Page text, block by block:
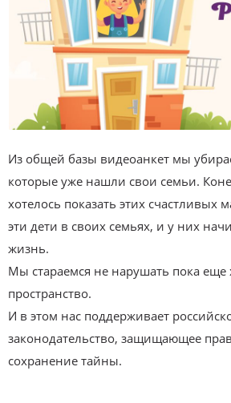
Из общей базы видеоанкет мы
которые уже нашли свои семьи.
хотелось показать этих счастливых
эти дети в своих семьях, и у них
жизнь.
Мы стараемся не нарушать пока еще
пространство.
И в этом нас поддерживает
законодательство, защищающее
сохранение тайны.